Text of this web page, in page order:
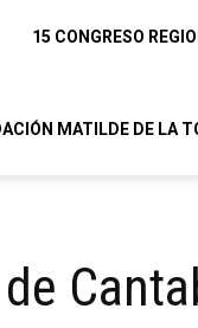
Español
15 CONGRESO
MATILDE DE LA
de